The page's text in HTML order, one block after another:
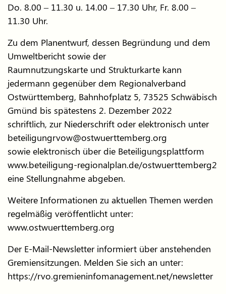
Do. 8.00 – 11.30 u. 14.00 – 17.30 Uhr, Fr. 8.00 –
11.30 Uhr.
Zu dem Planentwurf, dessen Begründung und dem
Umweltbericht sowie der
Raumnutzungskarte und Strukturkarte kann
jedermann gegenüber dem Regionalverband
Ostwürttemberg, Bahnhofplatz 5, 73525 Schwäbisch
Gmünd bis spätestens 2. Dezember 2022
schriftlich, zur Niederschrift oder elektronisch unter
beteiligungrvow@ostwuerttemberg.org
sowie elektronisch über die Beteiligungsplattform
www.beteiligung-regionalplan.de/ostwuerttemberg2
eine Stellungnahme abgeben.
Weitere Informationen zu aktuellen Themen werden
regelmäßig veröffentlicht unter:
www.ostwuerttemberg.org
Der E-Mail-Newsletter informiert über anstehenden
Gremiensitzungen. Melden Sie sich an unter:
https://rvo.gremieninfomanagement.net/newsletter